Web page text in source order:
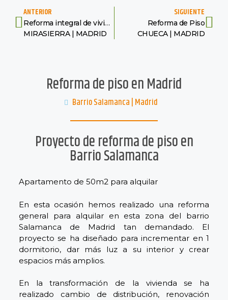
ANTERIOR
Reforma integral de vivienda
MIRASIERRA | MADRID
SIGUIENTE
Reforma de Piso
CHUECA | MADRID
Reforma de piso en Madrid
Barrio Salamanca | Madrid
Proyecto de reforma de piso en
Barrio Salamanca
Apartamento de 50m2 para alquilar
En esta ocasión hemos realizado una reforma
general para alquilar en esta zona del barrio
Salamanca de Madrid tan demandado. El
proyecto se ha diseñado para incrementar en 1
dormitorio, dar más luz a su interior y crear
espacios más amplios.
En la transformación de la vivienda se ha
realizado cambio de distribución, renovación